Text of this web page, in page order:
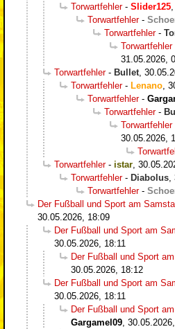
Torwartfehler- Slider125,
Torwartfehler-
Torwartfehler-
Torwartfehler
31.05.2026,
Torwartfehler- Bullet,
Torwartfehler- Lenano,
Torwartfehler-
Torwartfehler-
Torwartfehler
30.05.2026,
Torwartfehler- istar,
Torwartfehler- Diabolus,
Torwartfehler-
Der Fußball und Sport am
30.05.2026, 18:09
Der Fußball und Sport am
30.05.2026, 18:11
Der Fußball und Sport
30.05.2026, 18:12
Der Fußball und Sport am
30.05.2026, 18:11
Der Fußball und Sport
Gargamel09,